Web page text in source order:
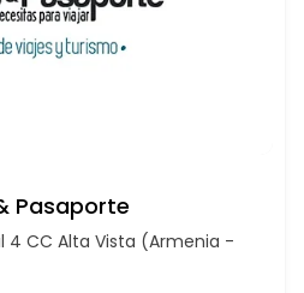
Pasaporte
4 CC Alta Vista (Armenia -